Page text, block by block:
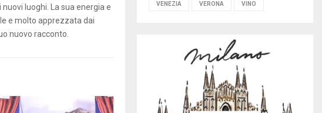
luoghi. La sua energia e
e molto apprezzata dai
nuovo racconto.
VENEZIA VERONA VINO